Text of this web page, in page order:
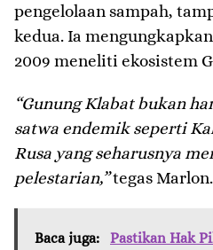
pengelolaan sampah,
kedua. Ia
2009 meneliti ekosistem
“Gunung Klabat bukan
satwa endemik seperti
Rusa yang seharusnya
pelestarian,”tegas Marlon.
Baca juga:
Pastikan Hak